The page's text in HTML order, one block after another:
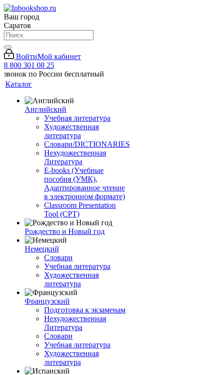
Ваш город
Саратов
ВойтиМой кабинет
8 800 301 08 25
звонок по России бесплатный
Каталог
Английский
Учебная литература
Художественная
литература
Словари/DICTIONARIES
Нехудожественная
Литература
E-books (Учебные
пособия (УМК),
Адаптированное чтение
в электронном формате)
Classroom Presentation
Tool (CPT)
Рождество и Новый год
Немецкий
Словари
Учебная литература
Художественная
литература
Французский
Подготовка к экзаменам
Нехудожественная
Литература
Словари
Учебная литература
Художественная
литература